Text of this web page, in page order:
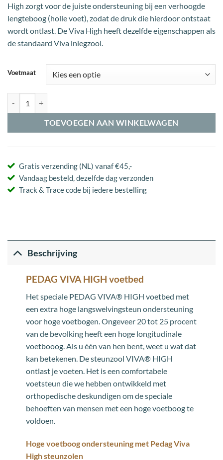
High zorgt voor de juiste ondersteuning bij een verhoogde
lengteboog (holle voet), zodat de druk die hierdoor ontstaat
wordt ontlast. De Viva High heeft dezelfde eigenschappen als
de standaard Viva inlegzool.
Voetmaat
TOEVOEGEN AAN WINKELWAGEN
Gratis verzending (NL) vanaf €45,-
Vandaag besteld, dezelfde dag verzonden
Track & Trace code bij iedere bestelling
Beschrijving
PEDAG VIVA HIGH voetbed
Het speciale PEDAG VIVA® HIGH voetbed met
een extra hoge langswelvingsteun ondersteuning
voor hoge voetbogen. Ongeveer 20 tot 25 procent
van de bevolking heeft een hoge longitudinale
voetbooog. Als u één van hen bent, weet u wat dat
kan betekenen. De steunzool VIVA® HIGH
ontlast je voeten. Het is een comfortabele
voetsteun die we hebben ontwikkeld met
orthopedische deskundigen om de speciale
behoeften van mensen met een hoge voetboog te
voldoen.
Hoge voetboog ondersteuning met Pedag Viva
High steunzolen